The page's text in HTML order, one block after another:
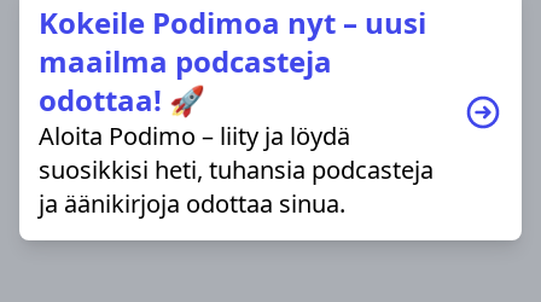
Kokeile Podimoa nyt – uusi
maailma podcasteja
odottaa! 🚀
Aloita Podimo – liity ja löydä
suosikkisi heti, tuhansia podcasteja
ja äänikirjoja odottaa sinua.